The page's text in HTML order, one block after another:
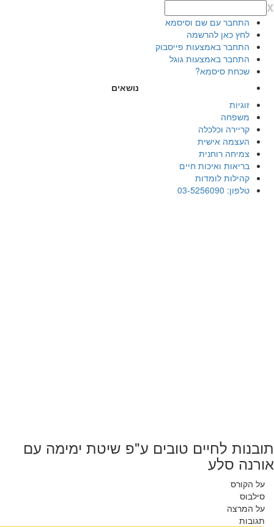
x
התחבר עם שם וסיסמא
לחץ כאן להרשמה
התחבר באמצעות פייסבוק
התחבר באמצעות גוגל
שכחת סיסמא?
נושאים
זוגיות
משפחה
קריירה וכלכלה
העצמה אישית
צמיחה רוחנית
בריאות ואיכות חיים
קהילות לומדות
טלפון: 03-5256090
תובנות לחיים טובים ע"פ שיטת ימימה עם
אורנה סלע
על הקורס
סילבוס
על המרצה
תגובות